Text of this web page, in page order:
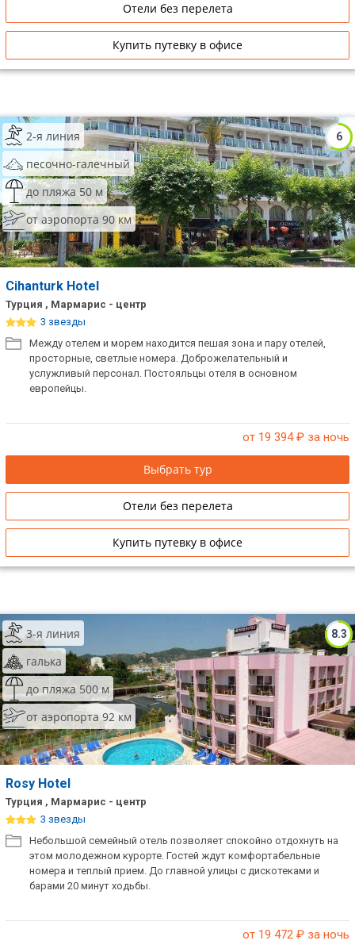
Отели без перелета
Купить путевку в офисе
6
2-я линия
песочно-галечный
до пляжа 50 м
от аэропорта 90 км
Cihanturk Hotel
Турция , Мармарис - центр
3 звезды
Между отелем и морем находится пешая зона и пару отелей,
просторные, светлые номера. Доброжелательный и
услужливый персонал. Постояльцы отеля в основном
европейцы.
от 19 394₽ за ночь
Выбрать тур
Отели без перелета
Купить путевку в офисе
8.3
3-я линия
галька
до пляжа 500 м
от аэропорта 92 км
Rosy Hotel
Турция , Мармарис - центр
3 звезды
Небольшой семейный отель позволяет спокойно отдохнуть на
этом молодежном курорте. Гостей ждут комфортабельные
номера и теплый прием. До главной улицы с дискотеками и
барами 20 минут ходьбы.
от 19 472 ₽ за ночь